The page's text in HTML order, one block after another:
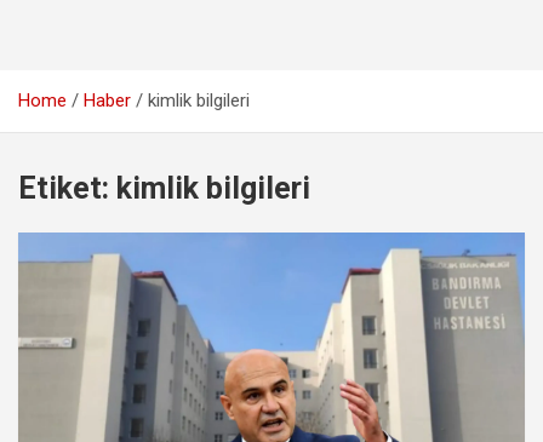
Home Haber kimlik bilgileri
Etiket: kimlik bilgileri